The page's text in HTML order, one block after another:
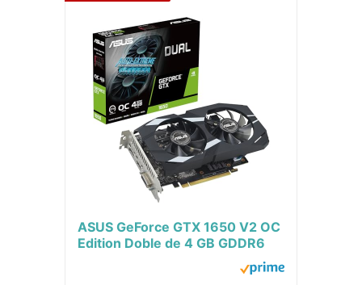
ASUS GeForce GTX 1650 V2 OC
Edition Doble de 4 GB GDDR6
Tarjeta gráfica (PCIE 4.0, 4 GB